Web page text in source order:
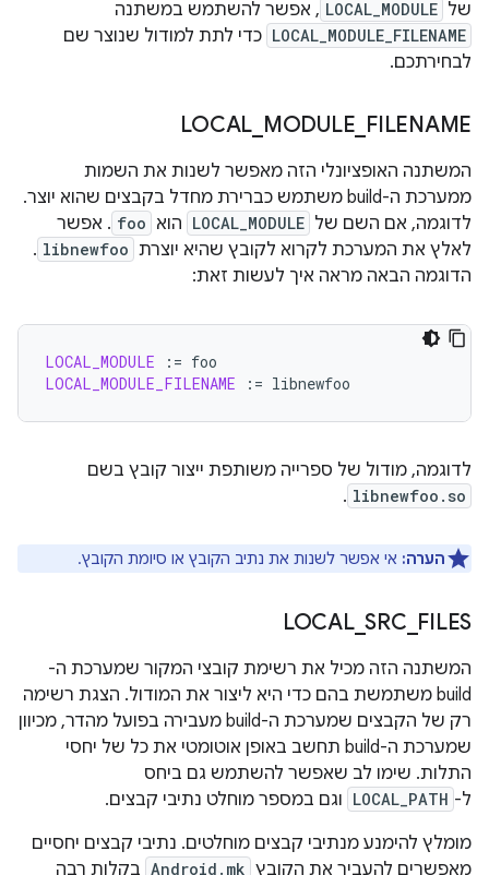
של LOCAL_MODULE , אפשר להשתמש במשתנה
LOCAL_MODULE_FILENAME כדי לתת למודול שנוצר שם
לבחירתכם.
LOCAL MODULE FILENAME
המשתנה האופציונלי הזה מאפשר לשנות את השמות
ממערכת ה-build משתמש כברירת מחדל בקבצים שהוא יוצר.
לדוגמה, אם השם של LOCAL_MODULE הוא foo . אפשר
לאלץ את המערכת לקרוא לקובץ שהיא יוצרת libnewfoo
.
הדוגמה הבאה מראה איך לעשות זאת:
LOCAL_MODULE :=
LOCAL_MODULE_FILENAME
:=
לדוגמה, מודול של ספרייה משותפת ייצור קובץ בשם
libnewfoo.so
.
הערה: אי אפשר לשנות את נתיב הקובץ או סיומת הקובץ.
LOCAL_SRC FILES
המשתנה הזה מכיל את רשימת קובצי המקור שמערכת ה-
build משתמשת בהם כדי היא ליצור את המודול. הצגת רשימה
רק של הקבצים שמערכת ה-build מעבירה בפועל מהדר, מכיוון
שמערכת ה-build תחשב באופן אוטומטי את כל של יחסי
התלות. שימו לב שאפשר להשתמש גם ביחס
ל- LOCAL_PATH וגם במספר מוחלט נתיבי קבצים.
מומלץ להימנע מנתיבי קבצים מוחלטים. נתיבי קבצים יחסיים
מאפשרים להעביר את הקובץ Android.mk בקלות רבה